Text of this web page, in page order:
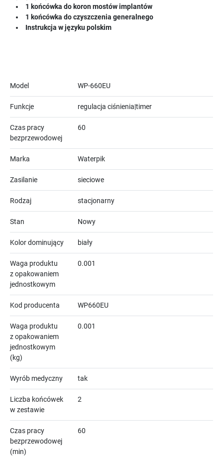
1 końcówka do koron mostów implantów
1 końcówka do czyszczenia generalnego
Instrukcja w języku polskim
Model WP-660EU
Funkcje regulacja ciśnienia|timer
Czas pracy
bezprzewodowej
60
Marka Waterpik
Zasilanie sieciowe
Rodzaj stacjonarny
Stan Nowy
Kolor dominujący biały
Waga produktu
z opakowaniem
jednostkowym
0.001
Kod producenta WP660EU
Waga produktu
z opakowaniem
jednostkowym
(kg)
0.001
Wyrób medyczny tak
Liczba końcówek
w zestawie
2
Czas pracy
bezprzewodowej
(min)
60